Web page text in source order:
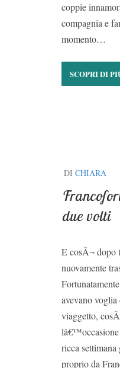
coppie
compagnia e
momento…
SCOPRI DI
DI CHIARA
due volti
E cosÃ¬ dopo
nuovamente
avevano
viaggetto,
lâ€™occasione
ricca
proprio da